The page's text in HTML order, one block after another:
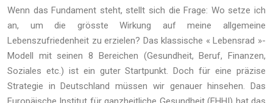
Wenn das Fundament steht, stellt sich die Frage: Wo setze ich
an, um die grösste Wirkung auf meine allgemeine
Lebenszufriedenheit zu erzielen? Das klassische « Lebensrad »-
Modell mit seinen 8 Bereichen (Gesundheit, Beruf, Finanzen,
Soziales etc.) ist ein guter Startpunkt. Doch für eine präzise
Strategie in Deutschland müssen wir genauer hinsehen. Das